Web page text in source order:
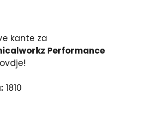
kante za
Performance
1810